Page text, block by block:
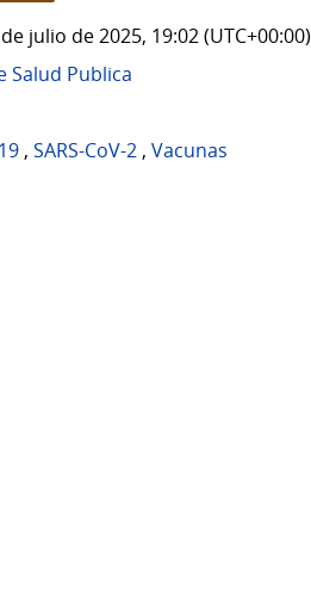
julio de 2025, 19:02 (UTC+00:00)
Salud Publica
, SARS-CoV-2, Vacunas